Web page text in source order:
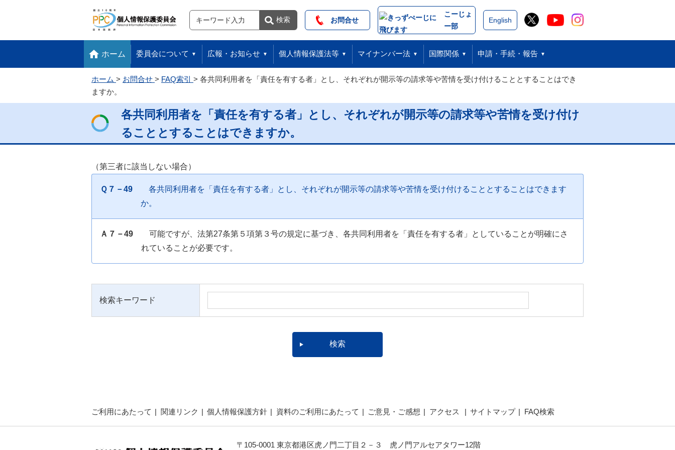
フッターへ移動します 閉じる
サイト内検索
検索 検索 お問合せ
こーじょ
ー部
English
ホーム 委員会について 広報・お知らせ 個人情報保護法等 マイナンバー法 国際関係 申請・手続・報告
ホーム お問合せ FAQ索引
各共同利用者を「責任を有する者」とし、それぞれが開示等の請求等や苦情を受け付けることとすることはでき
ますか。
各共同利用者を「責任を有する者」とし、それぞれが開示等の請求等や苦情を受け付け
ることとすることはできますか。
（第三者に該当しない場合）
Ｑ７－49
各共同利用者を「責任を有する者」とし、それぞれが開示等の請求等や苦情を受け付けることとすることはできます
か。
Ａ７－49
可能ですが、法第27条第５項第３号の規定に基づき、各共同利用者を「責任を有する者」としていることが明確にさ
れていることが必要です。
検索キーワード
ご利用にあたって 関連リンク 個人情報保護方針 資料のご利用にあたって ご意見・ご感想 アクセス サイトマップ FAQ検索
〒105-0001 東京都港区虎ノ門二丁目２－３ 虎ノ門アルセアタワー12階